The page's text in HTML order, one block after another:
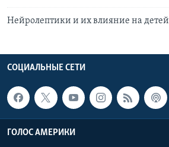
Нейролептики и их влияние на детей
СОЦИАЛЬНЫЕ СЕТИ
ГОЛОС АМЕРИКИ